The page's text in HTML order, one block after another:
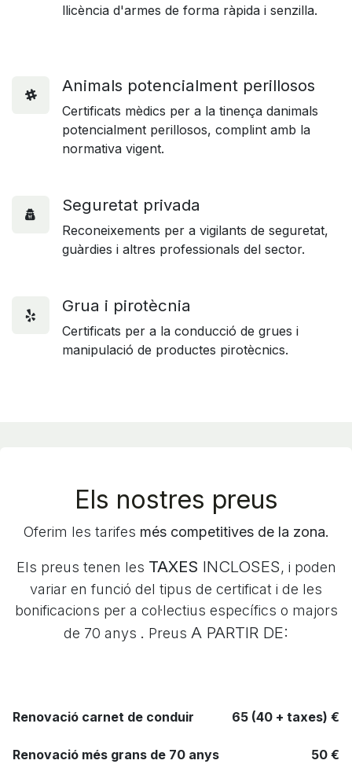
llicència d'armes de forma ràpida i senzilla.
Animals potencialment perillosos
Certificats mèdics per a la tinença danimals
potencialment perillosos, complint amb la
normativa vigent.
Seguretat privada
Reconeixements per a vigilants de seguretat,
guàrdies i altres professionals del sector.
Grua i pirotècnia
Certificats per a la conducció de grues i
manipulació de productes pirotècnics.
Els nostres preus
Oferim les tarifes més competitives de la zona.
Els preus tenen les TAXES INCLOSES, i poden
variar en funció del tipus de certificat i de les
bonificacions per a col·lectius específics o majors
de 70 anys . Preus A PARTIR DE:
Renovació carnet de conduir 65 (40 + taxes) €
Renovació més grans de 70 anys 50 €